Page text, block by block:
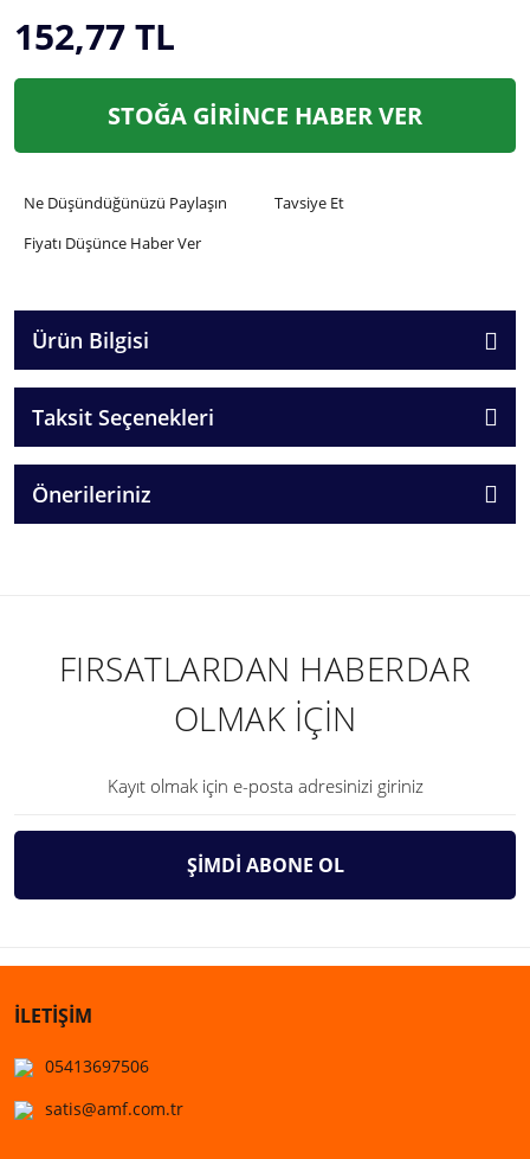
152,77 TL
STOĞA GİRİNCE HABER VER
Ne Düşündüğünüzü Paylaşın
Tavsiye Et
Fiyatı Düşünce Haber Ver
Ürün Bilgisi
Taksit Seçenekleri
Önerileriniz
FIRSATLARDAN HABERDAR
OLMAK İÇİN
ŞİMDİ ABONE OL
İLETİŞİM
05413697506
satis@amf.com.tr